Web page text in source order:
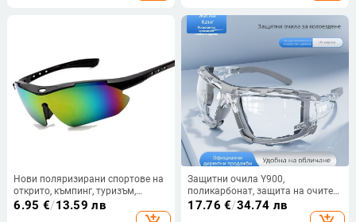
Нови поляризирани спортове на
открито, къмпинг, туризъм,
шофиране, очила, мъже, жени,
риболовни очила, слънчеви
6.95 €/13.59 лв
Защитни очила Y900,
поликарбонат, защита на очите
от прах
17.76 €/34.74 лв